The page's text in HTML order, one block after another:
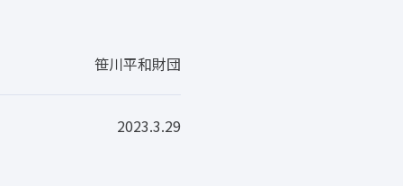
笹川平和財団
2023.3.29